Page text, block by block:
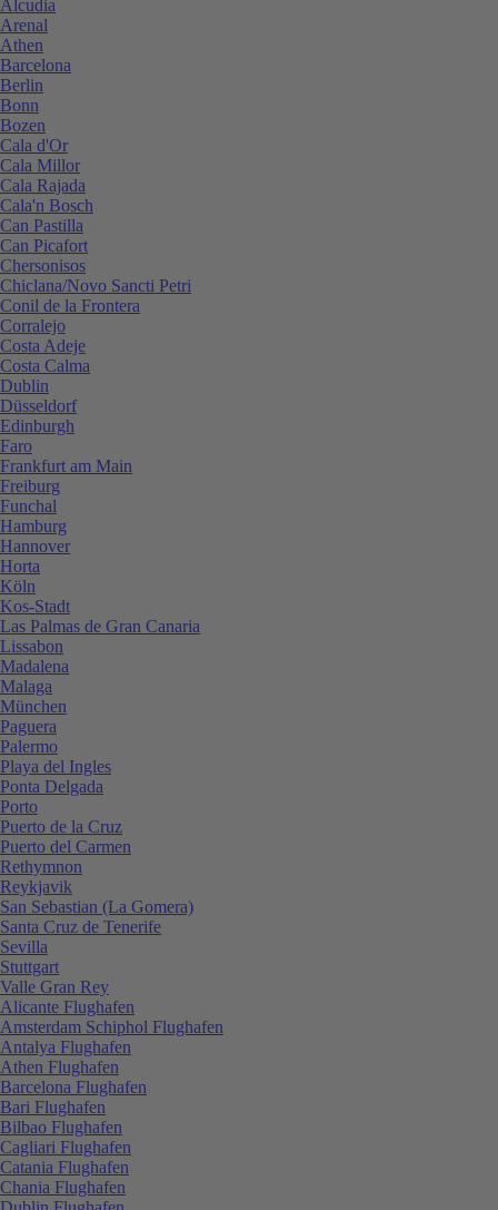
Alcudia
Arenal
Athen
Barcelona
Berlin
Bonn
Bozen
Cala d'Or
Cala Millor
Cala Rajada
Cala'n Bosch
Can Pastilla
Can Picafort
Chersonisos
Chiclana/Novo Sancti Petri
Conil de la Frontera
Corralejo
Costa Adeje
Costa Calma
Dublin
Düsseldorf
Edinburgh
Faro
Frankfurt am Main
Freiburg
Funchal
Hamburg
Hannover
Horta
Köln
Kos-Stadt
Las Palmas de Gran Canaria
Lissabon
Madalena
Malaga
München
Paguera
Palermo
Playa del Ingles
Ponta Delgada
Porto
Puerto de la Cruz
Puerto del Carmen
Rethymnon
Reykjavik
San Sebastian (La Gomera)
Santa Cruz de Tenerife
Sevilla
Stuttgart
Valle Gran Rey
Alicante Flughafen
Amsterdam Schiphol Flughafen
Antalya Flughafen
Athen Flughafen
Barcelona Flughafen
Bari Flughafen
Bilbao Flughafen
Cagliari Flughafen
Catania Flughafen
Chania Flughafen